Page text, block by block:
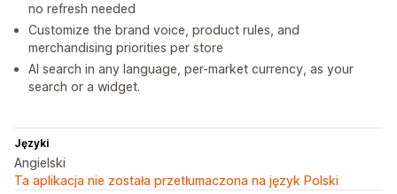
no refresh needed
Customize the brand voice, product rules, and
merchandising priorities per store
AI search in any language, per-market currency, as your
search or a widget.
Języki
Angielski
Ta aplikacja nie została przetłumaczona na język Polski